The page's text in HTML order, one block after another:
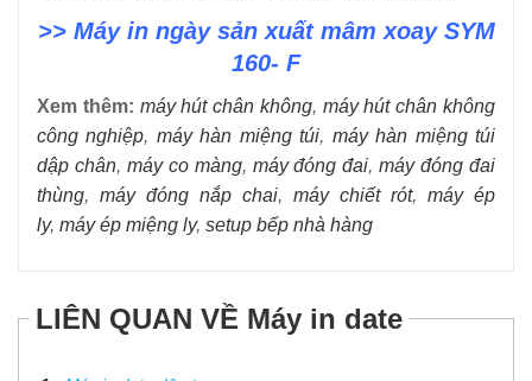
>> Máy in ngày sản xuất mâm xoay SYM
160- F
Xem thêm: máy hút chân không, máy hút chân không
công nghiệp, máy hàn miệng túi, máy hàn miệng túi
dập chân, máy co màng, máy đóng đai,máy đóng đai
thùng, máy đóng nắp chai, máy chiết rót, máy ép
ly, máy ép miệng ly, setup bếp nhà hàng
LIÊN QUAN VỀ Máy in date